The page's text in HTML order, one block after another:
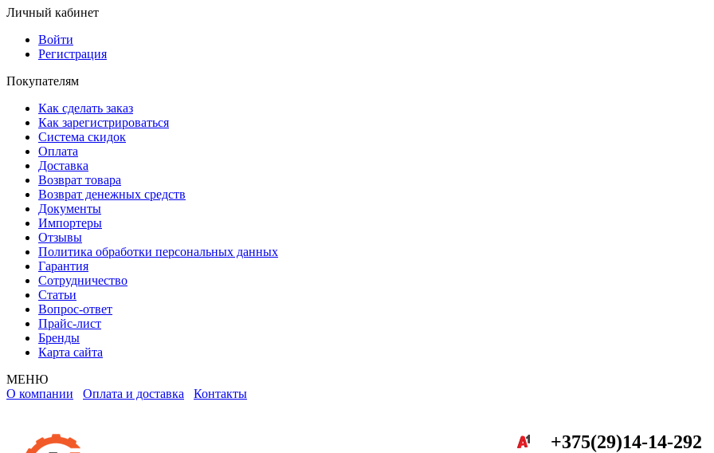
Личный кабинет
Войти
Регистрация
Покупателям
Как сделать заказ
Как зарегистрироваться
Система скидок
Оплата
Доставка
Возврат товара
Возврат денежных средств
Документы
Импортеры
Отзывы
Политика обработки персональных данных
Гарантия
Сотрудничество
Статьи
Вопрос-ответ
Прайс-лист
Бренды
Карта сайта
МЕНЮ
О компании
Оплата и доставка Контакты
+375(29)14-14-292